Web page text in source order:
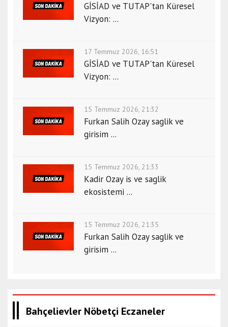
GİSİAD ve TUTAP'tan Küresel
Vizyon: ...
17 Temmuz 2026, 16:51
GİSİAD ve TUTAP'tan Küresel
Vizyon: ...
15 Temmuz 2026, 21:32
Furkan Salih Ozay saglik ve
girisim ...
15 Temmuz 2026, 21:33
Kadir Ozay is ve saglik
ekosistemi ...
15 Temmuz 2026, 21:35
Furkan Salih Ozay saglik ve
girisim ...
Bahçelievler Nöbetçi Eczaneler